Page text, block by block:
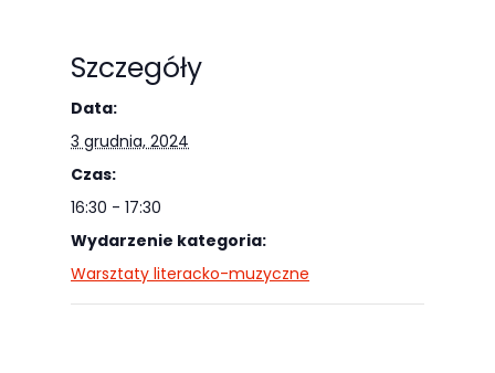
Szczegóły
Data:
3 grudnia, 2024
Czas:
16:30 - 17:30
Wydarzenie kategoria:
Warsztaty literacko-muzyczne